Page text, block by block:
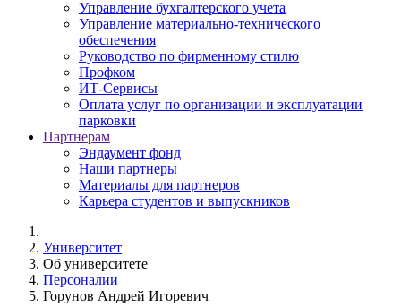
Управление бухгалтерского учета
Управление материально-технического
обеспечения
Руководство по фирменному стилю
Профком
ИТ-Сервисы
Оплата услуг по организации и эксплуатации
парковки
Партнерам
Эндаумент фонд
Наши партнеры
Материалы для партнеров
Карьера студентов и выпускников
Университет
Об университете
Персоналии
Горунов Андрей Игоревич